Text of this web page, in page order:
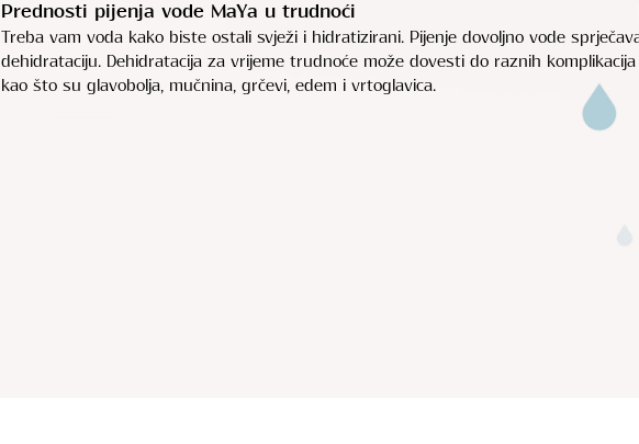
Prednosti pijenja vode MaYa u trudnoći
Treba vam voda kako biste ostali svježi i hidratizirani. Pijenje dovoljno vode
dehidrataciju. Dehidratacija za vrijeme trudnoće može dovesti do raznih komplikacija
kao što su glavobolja, mučnina, grčevi, edem i vrtoglavica.